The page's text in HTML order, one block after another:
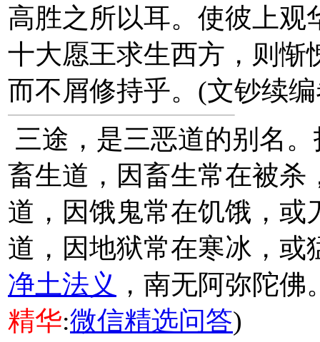
高胜之所以耳。使彼上观
十大愿王求生西方，则惭
而不屑修持乎。(文钞续
三途，是三恶道的别名
畜生道，因畜生常在被杀
道，因饿鬼常在饥饿，或
道，因地狱常在寒冰，
净土法义 ，南无阿弥陀佛
精华:微信精选问答)